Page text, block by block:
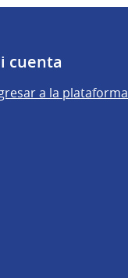
cuenta
a la plataforma